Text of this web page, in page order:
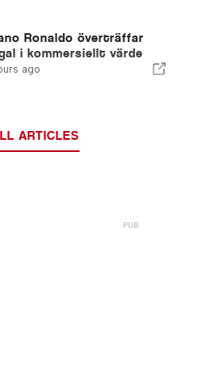
Ronaldo överträffar
i kommersiellt värde
ago
ARTICLES